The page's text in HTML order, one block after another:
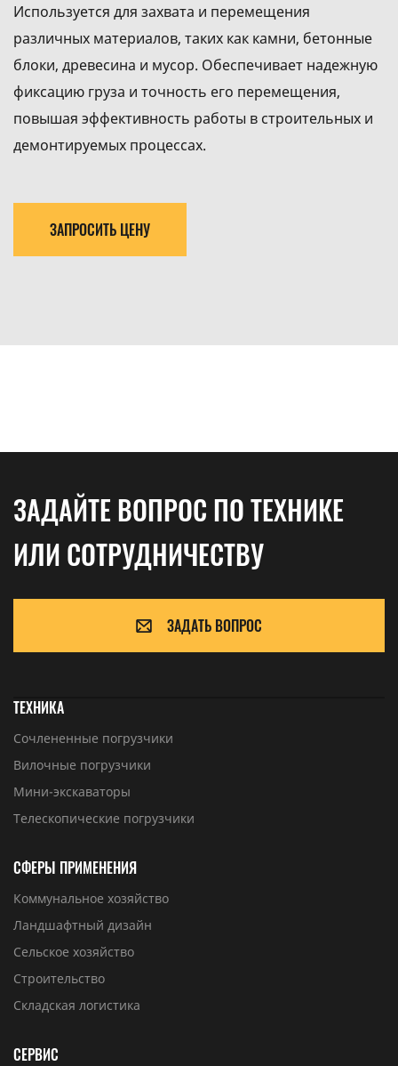
Используется для захвата и перемещения
различных материалов, таких как камни, бетонные
блоки, древесина и мусор. Обеспечивает надежную
фиксацию груза и точность его перемещения,
повышая эффективность работы в строительных и
демонтируемых процессах.
ЗАПРОСИТЬ ЦЕНУ
ЗАДАЙТЕ ВОПРОС ПО ТЕХНИКЕ
ИЛИ СОТРУДНИЧЕСТВУ
ЗАДАТЬ ВОПРОС
ТЕХНИКА
Сочлененные погрузчики
Вилочные погрузчики
Мини-экскаваторы
Телескопические погрузчики
СФЕРЫ ПРИМЕНЕНИЯ
Коммунальное хозяйство
Ландшафтный дизайн
Сельское хозяйство
Строительство
Складская логистика
СЕРВИС